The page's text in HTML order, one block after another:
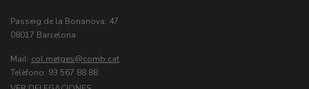
Passeig de la Bonanova, 47
08017 Barcelona
Mail: col.metges
Telèfono: 93 567 88 88